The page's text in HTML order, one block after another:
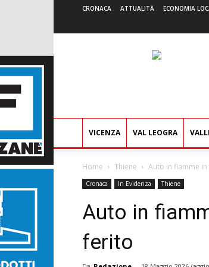
CRONACA ATTUALITÀ ECONOMIA
VICENZA VAL LEOGRA
Home Thiene Auto in fiamme in
Cronaca In Evidenza Thiene
Auto in
ferito